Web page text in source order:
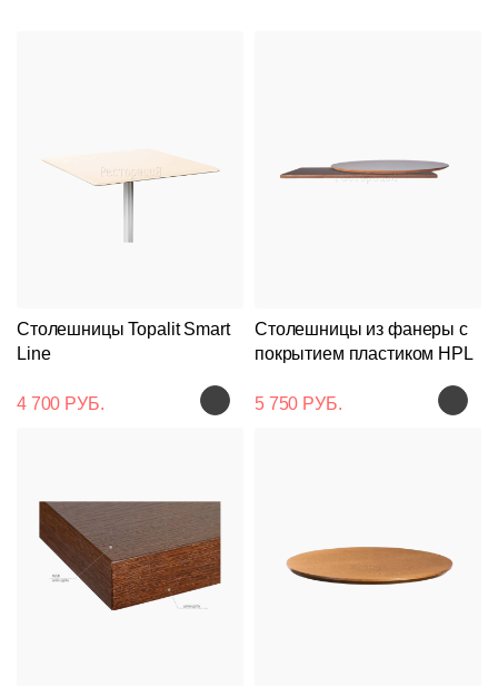
Столешницы Topalit Smart
Line
4 700 РУБ.
Столешницы из фанеры с
покрытием пластиком HPL
5 750 РУБ.